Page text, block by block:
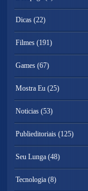
Dicas (22)
Filmes (191)
Games (67)
Mostra Eu (25)
Noticias (53)
Publieditoriais (125)
Seu Lunga (48)
Tecnologia (8)